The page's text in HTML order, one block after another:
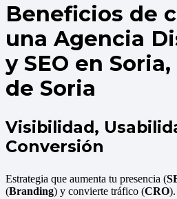
Beneficios de
una Agencia
y SEO en
de Soria
Visibilidad,
Conversión
Estrategia que aumenta tu presencia (
(Branding) y convierte tráfico (CRO).